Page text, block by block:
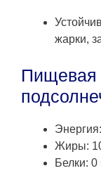
жарки,
Пищевая
Жиры:
Белки: 0